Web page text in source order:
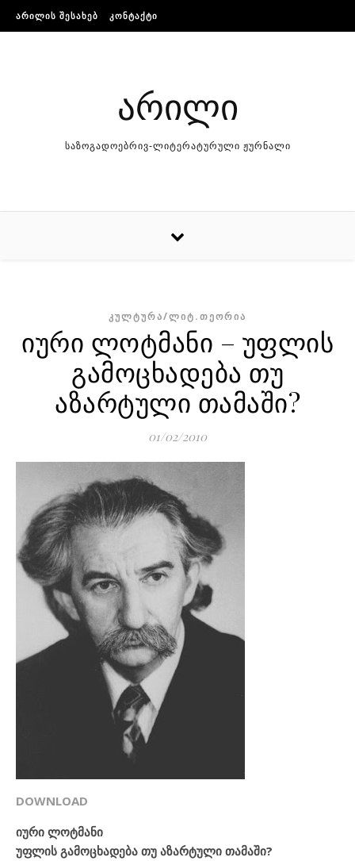
Skip to content
ᲐᲠᲘᲚᲘᲡ ᲨᲔᲡᲐᲮᲔᲑ ᲙᲝᲜᲢᲐᲥᲢᲘ
არილი
საზოგადოებრივ-ლიტერატურული ჟურნალი
ᲙᲣᲚᲢᲣᲠᲐ/ᲚᲘᲢ.ᲗᲔᲝᲠᲘᲐ
იური ლოტმანი – უფლის
გამოცხადება თუ
აზარტული თამაში?
01/02/2010
DOWNLOAD
იური ლოტმანი
უფლის გამოცხადება თუ აზარტული თამაში?